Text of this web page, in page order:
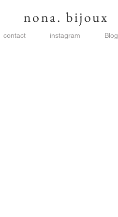
nona. bijoux
contact instagram Blog